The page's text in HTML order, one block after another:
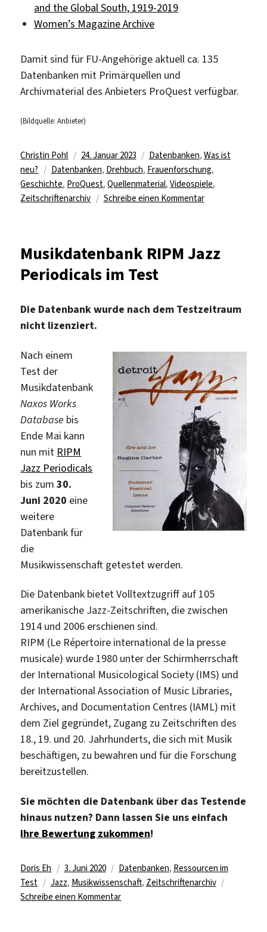
and the Global South, 1919-2019
Women’s Magazine Archive
Damit sind für FU-Angehörige aktuell ca. 135
Datenbanken mit Primärquellen und
Archivmaterial des Anbieters ProQuest verfügbar.
(Bildquelle: Anbieter)
Autor
Christin Pohl
Veröffentlicht
am
24. Januar 2023 Kategorien
Datenbanken, Was ist
neu?
Schlagwörter
Datenbanken, Drehbuch, Frauenforschung,
Geschichte, ProQuest,Quellenmaterial,Videospiele,
Zeitschriftenarchiv
Schreibe einen Kommentarzu
auf
Musikdatenbank RIPM Jazz
Periodicals im Test
Die Datenbank wurde nach dem Testzeitraum
nicht lizenziert.
Nach einem
Test der
Musikdatenbank
Naxos Works
Database bis
Ende Mai kann
nun mit RIPM
Jazz Periodicals
bis zum30.
Juni 2020 eine
weitere
Datenbank für
die
Musikwissenschaft getestet werden.
Die Datenbank bietet Volltextzugriff auf 105
amerikanische Jazz-Zeitschriften, die zwischen
1914 und 2006 erschienen sind.
RIPM (Le Répertoire international de la presse
musicale) wurde 1980 unter der Schirmherrschaft
der International Musicological Society (IMS) und
der International Association of Music Libraries,
Archives, and Documentation Centres (IAML) mit
dem Ziel gegründet, Zugang zu Zeitschriften des
18., 19. und 20. Jahrhunderts, die sich mit Musik
beschäftigen, zu bewahren und für die Forschung
bereitzustellen.
Sie möchten die Datenbank über das Testende
hinaus nutzen? Dann lassen Sie uns einfach
Ihre Bewertung zukommen!
Autor
Doris Eh
Veröffentlicht
am
3. Juni 2020 Kategorien
Datenbanken, Ressourcen im
Test
Schlagwörter
Jazz, Musikwissenschaft, Zeitschriftenarchiv
Schreibe einen Kommentarzu